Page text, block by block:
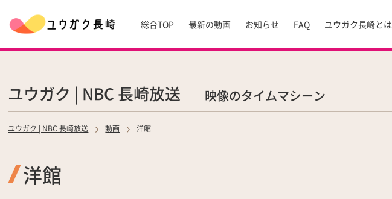
総合TOP 最新の動画 お知らせ FAQ ユウガク長崎とは
ユウガク | NBC 長崎放送 映像のタイムマシーン
ユウガク | NBC 長崎放送 動画 洋館
洋館